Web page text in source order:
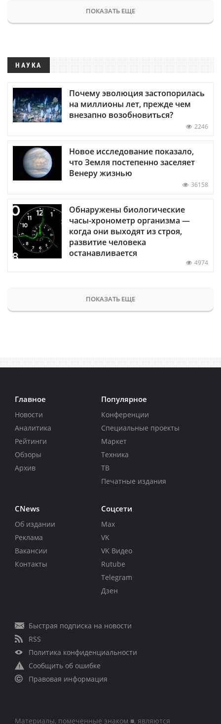
ПОКАЗАТЬ ЕЩЕ
НАУКА
Почему эволюция застопорилась
на миллионы лет, прежде чем
внезапно возобновиться?
2246
Новое исследование показало,
что Земля постепенно заселяет
Венеру жизнью
36158
Обнаружены биологические
часы-хронометр организма —
когда они выходят из строя,
развитие человека
останавливается
4974
ПОКАЗАТЬ ЕЩЕ
Главное
Новости
Аналитика
Рейтинги
Обзоры
Архив
Популярное
Конференции
Специальные проекты
Маркет
Техника
ТВ
Печатные издания
CNews
Об издании
Реклама
Вакансии
Контакты
Соцсети
Max
VK
VK Видео
Rutube
Telegram
Дзен
Быстрая подписка на новости
RSS
Политика конфиденциальности
Сообщить об ошибке
Правовая информация
Материалы, помеченные знаком ■, являются